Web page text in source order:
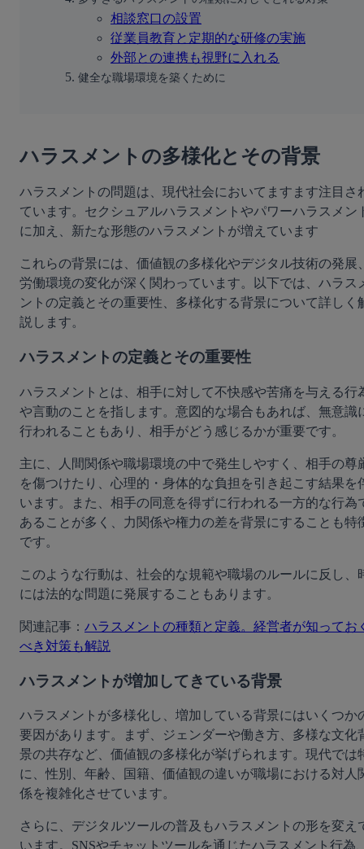
相談窓口の設置
従業員教育と定期的な研修の実施
外部との連携も視野に入れる
健全な職場環境を築くために
ハラスメントの多様化とその背景
ハラスメントの問題は、現代社会においてますます注目さ
ています。セクシュアルハラスメントやパワーハラスメン
に加え、新たな形態のハラスメントが増えています
これらの背景には、価値観の多様化やデジタル技術の発展
労働環境の変化が深く関わっています。以下では、ハラス
ントの定義とその重要性、多様化する背景について詳しく
説します。
ハラスメントの定義とその重要性
ハラスメントとは、相手に対して不快感や苦痛を与える行
や言動のことを指します。意図的な場合もあれば、無意識
行われることもあり、相手がどう感じるかが重要です。
主に、人間関係や職場環境の中で発生しやすく、相手の尊
を傷つけたり、心理的・身体的な負担を引き起こす結果を
います。また、相手の同意を得ずに行われる一方的な行為
あることが多く、力関係や権力の差を背景にすることも特
です。
このような行動は、社会的な規範や職場のルールに反し、
には法的な問題に発展することもあります。
関連記事： ハラスメントの種類と定義。経営者が知ってお
べき対策も解説
ハラスメントが増加してきている背景
ハラスメントが多様化し、増加している背景にはいくつか
要因があります。まず、ジェンダーや働き方、多様な文化
景の共存など、価値観の多様化が挙げられます。現代では
に、性別、年齢、国籍、価値観の違いが職場における対人
係を複雑化させています。
さらに、デジタルツールの普及もハラスメントの形を変え
います。SNSやチャットツールを通じたハラスメント行為